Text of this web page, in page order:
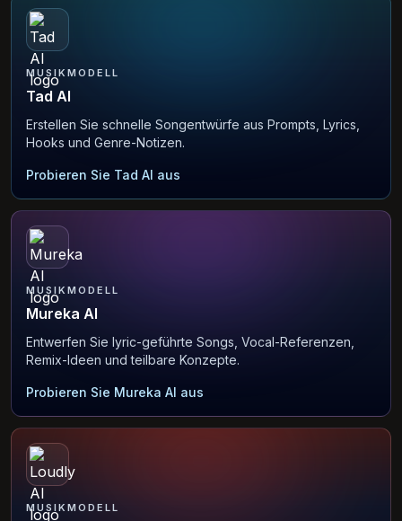
MUSIKMODELL
Tad AI
Erstellen Sie schnelle Songentwürfe aus Prompts, Lyrics,
Hooks und Genre-Notizen.
Probieren Sie Tad AI aus
MUSIKMODELL
Mureka AI
Entwerfen Sie lyric-geführte Songs, Vocal-Referenzen,
Remix-Ideen und teilbare Konzepte.
Probieren Sie Mureka AI aus
MUSIKMODELL